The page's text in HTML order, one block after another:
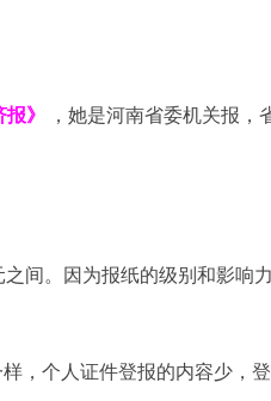
》
，她是河南省委机关报
间。因为报纸的级别和影响
，个人证件登报的内容少，